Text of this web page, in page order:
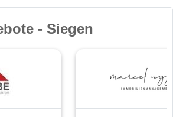
- Siegen